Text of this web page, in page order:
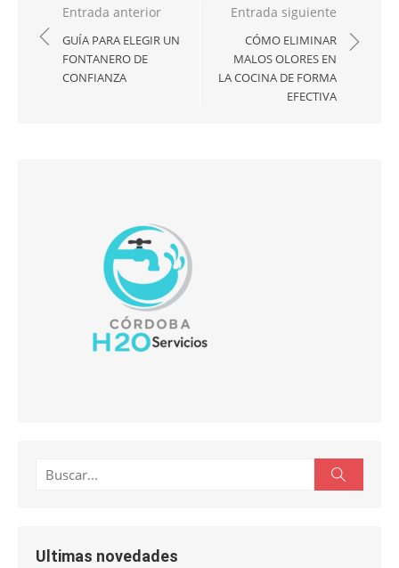
Navegación
de
entradas
Entrada anterior
GUÍA PARA ELEGIR UN
FONTANERO DE
CONFIANZA
Entrada siguiente
CÓMO ELIMINAR
MALOS OLORES EN
LA COCINA DE FORMA
EFECTIVA
Buscar:
Ultimas novedades